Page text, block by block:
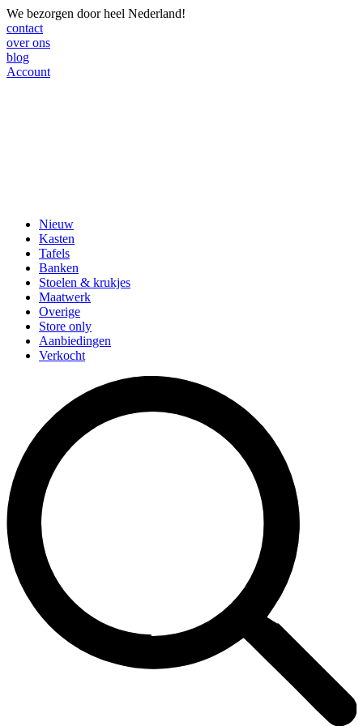
We bezorgen door heel Nederland!
contact
over ons
blog
Account
Nieuw
Kasten
Tafels
Banken
Stoelen & krukjes
Maatwerk
Overige
Store only
Aanbiedingen
Verkocht